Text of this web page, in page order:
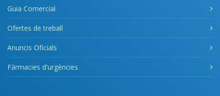
Guia Comercial
Ofertes de treball
Anuncis Oficials
Fàrmacies d'urgències